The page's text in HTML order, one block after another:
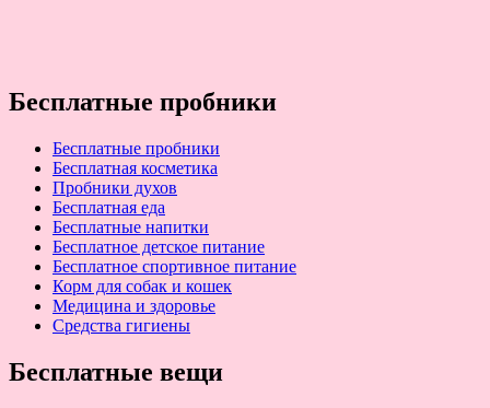
Бесплатные пробники
Бесплатные пробники
Бесплатная косметика
Пробники духов
Бесплатная еда
Бесплатные напитки
Бесплатное детское питание
Бесплатное спортивное питание
Корм для собак и кошек
Медицина и здоровье
Средства гигиены
Бесплатные вещи